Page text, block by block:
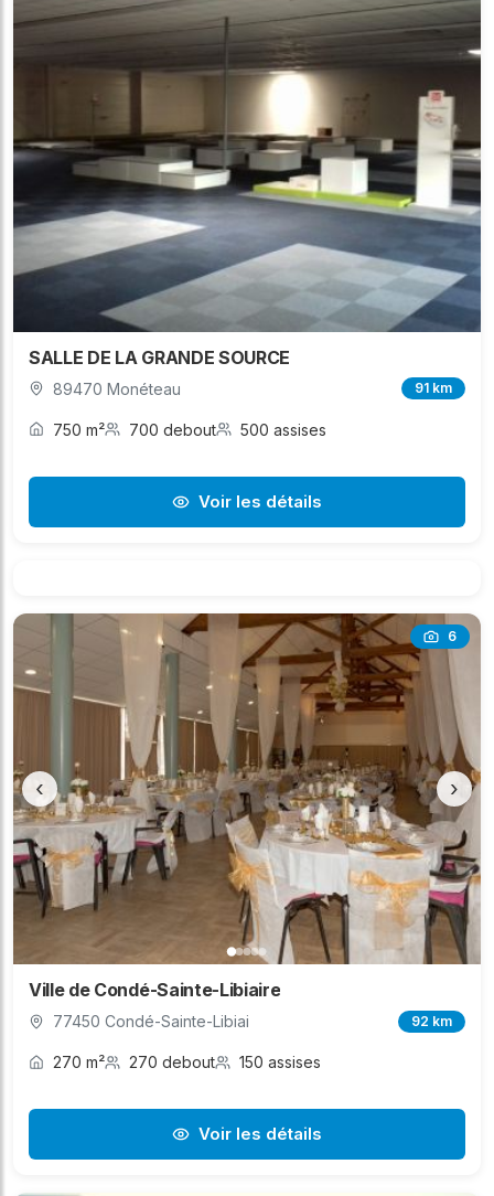
SALLE DE LA GRANDE SOURCE
89470 Monéteau 91 km
750 m² 700 debout 500 assises
Voir les détails
6
‹ ›
Ville de Condé-Sainte-Libiaire
77450 Condé-Sainte-Libiai 92 km
270 m² 270 debout 150 assises
Voir les détails